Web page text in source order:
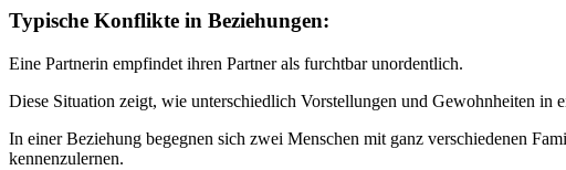
Typische Konflikte in Beziehungen:
Eine Partnerin empfindet ihren Partner als furchtbar unordentlich.
Diese Situation zeigt, wie unterschiedlich Vorstellungen und Gewohnheiten in
In einer Beziehung begegnen sich zwei Menschen mit ganz verschiedenen
kennenzulernen.